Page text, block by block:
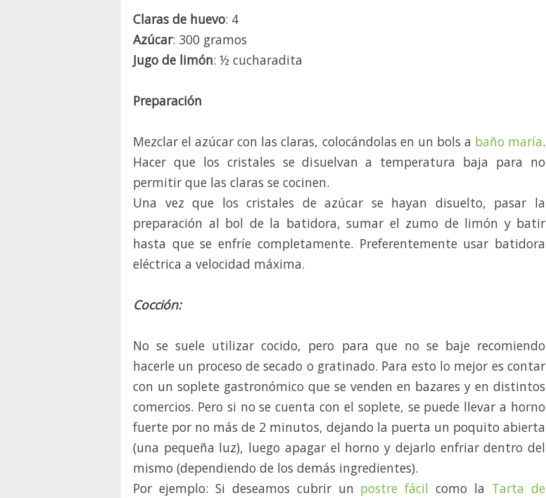
Claras de huevo: 4
Azúcar: 300 gramos
Jugo de limón: ½ cucharadita
Preparación
Mezclar el azúcar con las claras, colocándolas en un bols a baño maría.
Hacer que los cristales se disuelvan a temperatura baja para no
permitir que las claras se cocinen.
Una vez que los cristales de azúcar se hayan disuelto, pasar la
preparación al bol de la batidora, sumar el zumo de limón y batir
hasta que se enfríe completamente. Preferentemente usar batidora
eléctrica a velocidad máxima.
Cocción:
No se suele utilizar cocido, pero para que no se baje recomiendo
hacerle un proceso de secado o gratinado. Para esto lo mejor es contar
con un soplete gastronómico que se venden en bazares y en distintos
comercios. Pero si no se cuenta con el soplete, se puede llevar a horno
fuerte por no más de 2 minutos, dejando la puerta un poquito abierta
(una pequeña luz), luego apagar el horno y dejarlo enfriar dentro del
mismo (dependiendo de los demás ingredientes).
Por ejemplo: Si deseamos cubrir un postre fácil como la Tarta de